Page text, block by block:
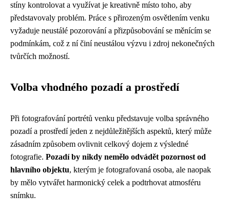
stíny kontrolovat a využívat je kreativně místo toho, aby
představovaly problém. Práce s přirozeným osvětlením venku
vyžaduje neustálé pozorování a přizpůsobování se měnícím se
podmínkám, což z ní činí neustálou výzvu i zdroj nekonečných
tvůrčích možností.
Volba vhodného pozadí a prostředí
Při fotografování portrétů venku představuje volba správného
pozadí a prostředí jeden z nejdůležitějších aspektů, který může
zásadním způsobem ovlivnit celkový dojem z výsledné
fotografie. Pozadí by nikdy nemělo odvádět pozornost od
hlavního objektu, kterým je fotografovaná osoba, ale naopak
by mělo vytvářet harmonický celek a podtrhovat atmosféru
snímku.